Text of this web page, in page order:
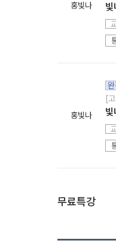
홍빛나
홍빛나
[
무료특강